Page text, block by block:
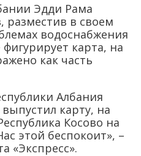
Эдди Рама
разместив в своем
водоснабжения
карта, на
как часть
Албания
карту, на
Косово на
этой беспокоит», –
«Экспресс».